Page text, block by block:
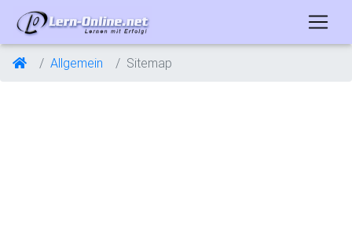
Allgemein Sitemap